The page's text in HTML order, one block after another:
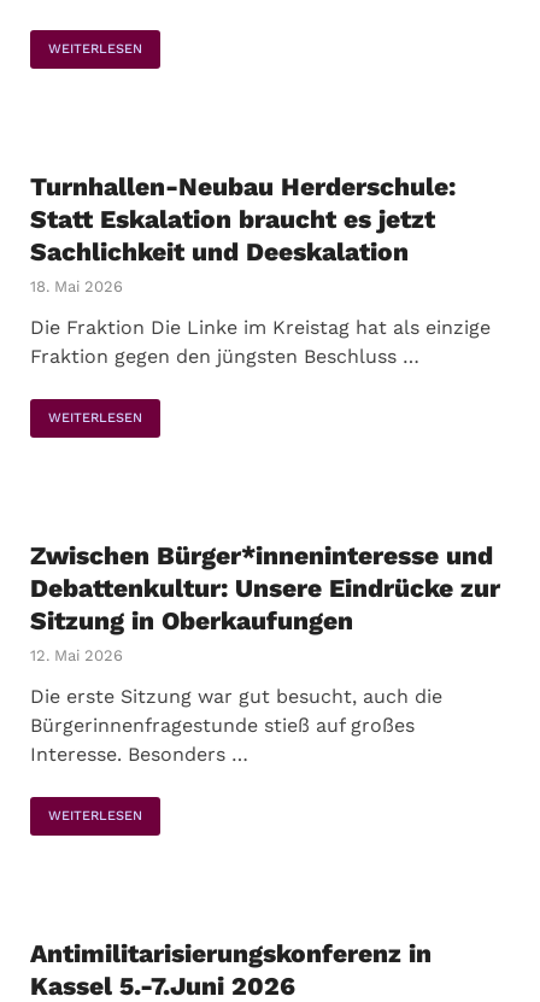
WEITERLESEN
Turnhallen-Neubau Herderschule:
Statt Eskalation braucht es jetzt
Sachlichkeit und Deeskalation
18. Mai 2026
Die Fraktion Die Linke im Kreistag hat als einzige
Fraktion gegen den jüngsten Beschluss …
WEITERLESEN
Zwischen Bürger*inneninteresse und
Debattenkultur: Unsere Eindrücke zur
Sitzung in Oberkaufungen
12. Mai 2026
Die erste Sitzung war gut besucht, auch die
Bürgerinnenfragestunde stieß auf großes
Interesse. Besonders …
WEITERLESEN
Antimilitarisierungskonferenz in
Kassel 5.-7.Juni 2026